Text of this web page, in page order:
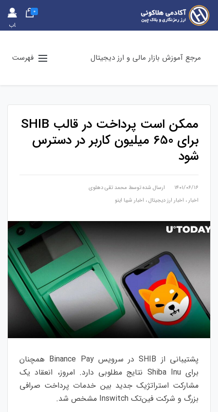
حس
اب
0
مرجع آموزش بازار مالی و ارز دیجیتال فهرست
ممکن است پرداخت در قالب SHIB
برای 650 میلیون کاربر در دسترس
شود
۱۴۰۱/۰۶/۱۶ ارسال شده توسط محمد تقی دهلوی
اخبار ، اخبار ارز دیجیتال، اخبار شیبا اینو
پشتیبانی از SHIB در سرویس Binance Pay همچنان
برای Shiba Inu نتایج مطلوبی دارد. امروز، انعقاد یک
مشارکت استراتژیک جدید بین خدمات پرداخت صرافی
بزرگ و شرکت فین‌تک Inswitch مشخص شد.